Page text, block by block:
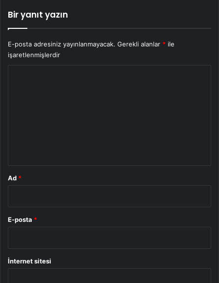
Bir yanıt yazın
E-posta adresiniz yayınlanmayacak. Gerekli alanlar * ile
işaretlenmişlerdir
Ad *
E-posta *
İnternet sitesi